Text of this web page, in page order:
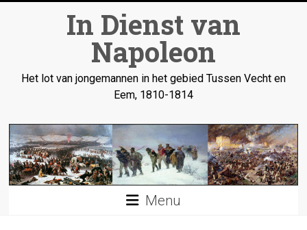
In Dienst van
Napoleon
Het lot van jongemannen in het gebied Tussen Vecht en
Eem, 1810-1814
Menu